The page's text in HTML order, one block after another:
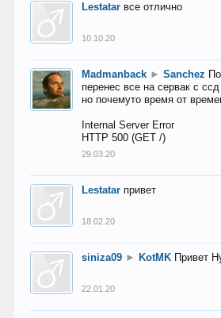
Lestatar все отлично
10.10.20
Madmanback ► Sanchez
перенес все на сервак с
но почемуто время от
Internal Server Error
HTTP 500 (GET /)
29.03.20
Lestatar привет
18.02.20
siniza09 ► KotMK Привет
22.01.20